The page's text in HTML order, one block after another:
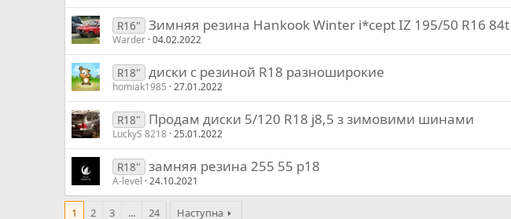
R16" Зимняя резина Hankook Winter i*cept IZ 195/50 R16 84t
Warder 04.02.2022
R18" диски с резиной R18 разноширокие
homiak1985 27.01.2022
R18" Продам диски 5/120 R18 j8,5 з зимовими шинами
LuckyS 8218 25.01.2022
R18" замняя резина 255 55 р18
A-level 24.10.2021
1 2 3 ... 24 Наступна